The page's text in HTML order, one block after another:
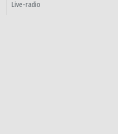
Live-radio